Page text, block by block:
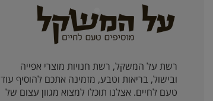
רשת על המשקל, רשת חנויות מוצרי אפייה
ובישול, בריאות וטבע, מזמינה אתכם להוסיף עוד
טעם לחיים. אצלנו תוכלו למצוא מגוון עצום של